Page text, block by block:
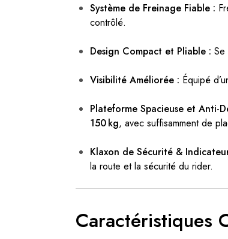
Système de Freinage Fiable :
contrôlé.
Design Compact et Pliable :
Visibilité Améliorée : Équipé
Plateforme Spacieuse et Anti-
150 kg, avec suffisamment de
Klaxon de Sécurité &
la route et la sécurité du rider.
Caractéristiques